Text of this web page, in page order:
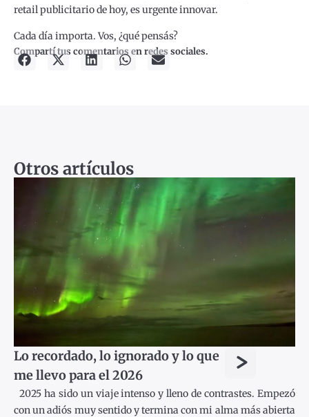
retail publicitario de hoy, es urgente innovar.
Cada día importa. Vos, ¿qué pensás?
Compartí tus comentarios en redes sociales.
Otros artículos
Lo recordado, lo ignorado y lo que
me llevo para el 2026
>
2025 ha sido un viaje intenso y lleno de contrastes. Empezó
con un adiós muy sentido y termina con mi alma más abierta